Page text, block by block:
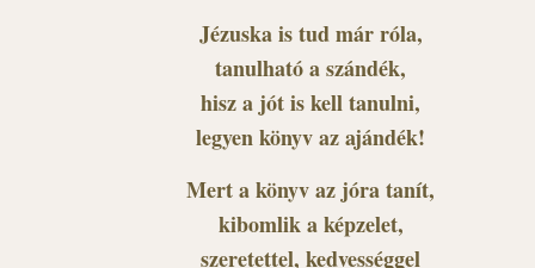
Jézuska is tud már róla,
tanulható a szándék,
hisz a jót is kell tanulni,
legyen könyv az ajándék!
Mert a könyv az jóra tanít,
kibomlik a képzelet,
szeretettel, kedvességgel